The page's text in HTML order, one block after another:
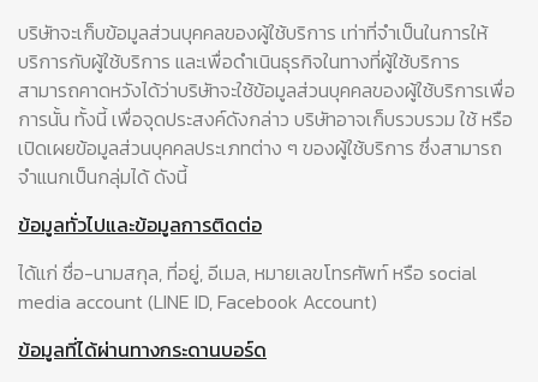
บริษัทจะเก็บข้อมูลส่วนบุคคลของผู้ใช้บริการ เท่าที่จำเป็นในการให้
บริการกับผู้ใช้บริการ และเพื่อดำเนินธุรกิจในทางที่ผู้ใช้บริการ
สามารถคาดหวังได้ว่าบริษัทจะใช้ข้อมูลส่วนบุคคลของผู้ใช้บริการเพื่อ
การนั้น ทั้งนี้ เพื่อจุดประสงค์ดังกล่าว บริษัทอาจเก็บรวบรวม ใช้ หรือ
เปิดเผยข้อมูลส่วนบุคคลประเภทต่าง ๆ ของผู้ใช้บริการ ซึ่งสามารถ
จำแนกเป็นกลุ่มได้ ดังนี้
ข้อมูลทั่วไปและข้อมูลการติดต่อ
ได้แก่ ชื่อ-นามสกุล, ที่อยู่, อีเมล, หมายเลขโทรศัพท์ หรือ social
media account (LINE ID, Facebook Account)
ข้อมูลที่ได้ผ่านทางกระดานบอร์ด